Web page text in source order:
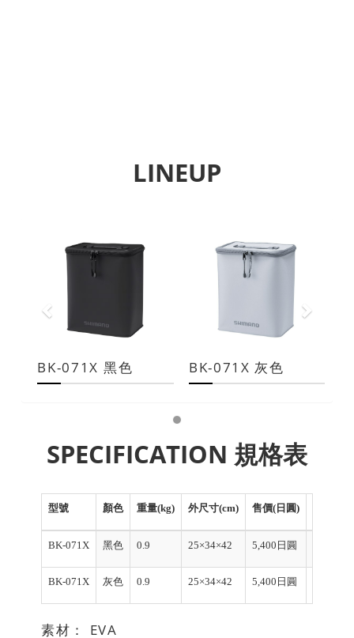
LINEUP
BK-071X 黑色 BK-071X 灰色
SPECIFICATION 規格表
型號 顏色 重量(kg) 外尺寸(cm) 售價(日圓)
BK-071X 黑色 0.9 25×34×42 5,400日圓
BK-071X 灰色 0.9 25×34×42 5,400日圓
素材： EVA